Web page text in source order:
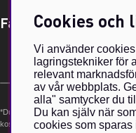
Få Magasin
postadress
*Du kan även få erbjudanden och
kostnadsfri och kan avslutas när som
Cookies
Vi använder
lagringstekniker för
relevant
av vår webbplats.
alla" samtycker du
Du kan själv när
cookies som